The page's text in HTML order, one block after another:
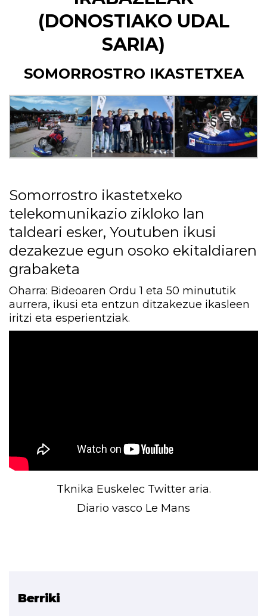
(DONOSTIAKO UDAL
SARIA)
SOMORROSTRO IKASTETXEA
Somorrostro ikastetxeko
telekomunikazio zikloko lan
taldeari esker, Youtuben ikusi
dezakezue egun osoko ekitaldiaren
grabaketa
Oharra: Bideoaren Ordu 1 eta 50 minututik
aurrera, ikusi eta entzun ditzakezue ikasleen
iritzi eta esperientziak.
Tknika Euskelec Twitter aria.
Diario vasco Le Mans
Berriki